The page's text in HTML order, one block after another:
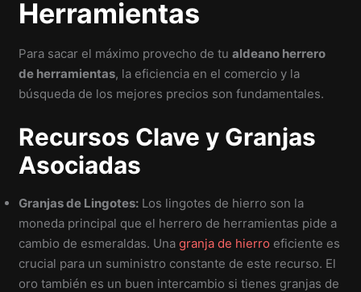
Herramientas
Para sacar el máximo provecho de tualdeano herrero
de herramientas, la eficiencia en el comercio y la
búsqueda de los mejores precios son fundamentales.
Recursos Clave y Granjas
Asociadas
Granjas de Lingotes: Los lingotes de hierro son la
moneda principal que el herrero de herramientas pide a
cambio de esmeraldas. Unagranja de hierro eficiente es
crucial para un suministro constante de este recurso. El
oro también es un buen intercambio si tienes granjas de